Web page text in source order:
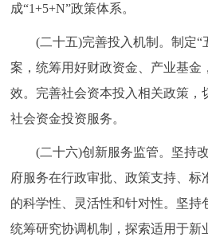
成“1+5+N”政策体系。
(二十五)完善投入机制。制定“
案，统筹用好财政资金、产业基金
效。完善社会资本投入相关政策，
社会资金投资服务。
(二十六)创新服务监管。坚持改
府服务在行政审批、政策支持、标
的科学性、灵活性和针对性。坚持
统筹研究协调机制，探索适用于新